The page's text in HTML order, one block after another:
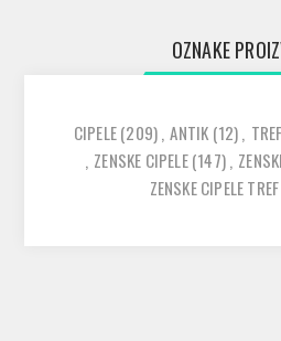
OZNAKE
CIPELE(209), ANTIK (12), TREF
, ZENSKE CIPELE(147),
ZENSKE CIPELE